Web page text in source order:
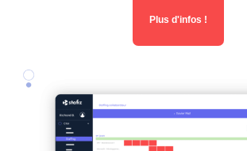
Plus d'infos !